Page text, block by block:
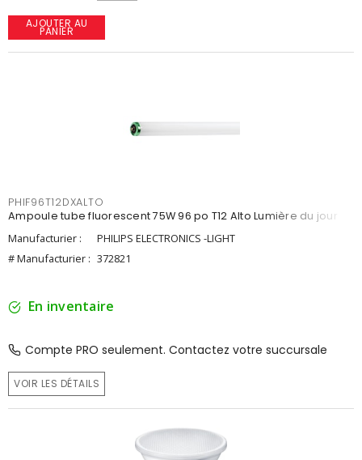
AJOUTER AU
PANIER
PHIF96T12DXALTO
Ampoule tube fluorescent 75W 96 po T12 Alto Lumière du jour
Manufacturier :
PHILIPS ELECTRONICS -LIGHT
# Manufacturier : 372821
En inventaire
Compte PRO seulement. Contactez votre succursale
VOIR LES DÉTAILS